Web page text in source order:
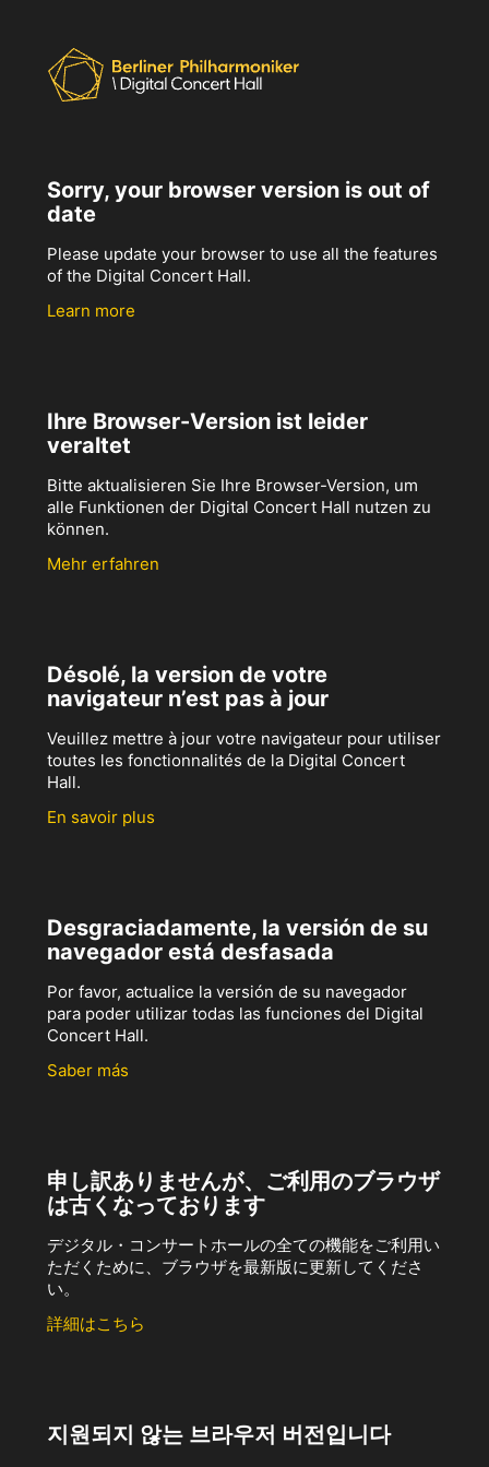
Sorry, your browser version is out of
date
Please update your browser to use all the features
of the Digital Concert Hall.
Learn more
Ihre Browser-Version ist leider
veraltet
Bitte aktualisieren Sie Ihre Browser-Version, um
alle Funktionen der Digital Concert Hall nutzen zu
können.
Mehr erfahren
Désolé, la version de votre
navigateur n’est pas à jour
Veuillez mettre à jour votre navigateur pour utiliser
toutes les fonctionnalités de la Digital Concert
Hall.
En savoir plus
Desgraciadamente, la versión de su
navegador está desfasada
Por favor, actualice la versión de su navegador
para poder utilizar todas las funciones del Digital
Concert Hall.
Saber más
申し訳ありませんが、ご利用のブラウザ
は古くなっております
デジタル・コンサートホールの全ての機能をご利用い
ただくために、ブラウザを最新版に更新してくださ
い。
詳細はこちら
지원되지 않는 브라우저 버전입니다